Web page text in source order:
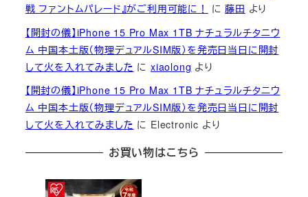
戦 ファントムパレード』がご利用可能に！
に藤田 より
【開封の儀】iPhone 15 Pro Max 1TB ナチュラルチタニウ
ム 中国本土版（物理デュアルSIM版）を発売日当日に開封
して火を入れてみました にxiaolong より
【開封の儀】iPhone 15 Pro Max 1TB ナチュラルチタニウ
ム 中国本土版（物理デュアルSIM版）を発売日当日に開封
して火を入れてみました に Electronic より
お買い物はこちら